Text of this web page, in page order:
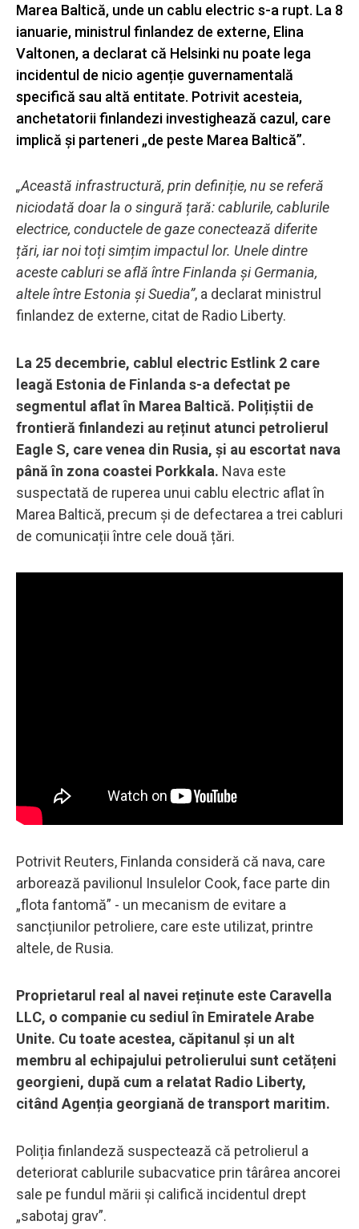
Marea Baltică, unde un cablu electric s-a rupt. La 8
ianuarie, ministrul finlandez de externe, Elina
Valtonen, a declarat că Helsinki nu poate lega
incidentul de nicio agenție guvernamentală
specifică sau altă entitate. Potrivit acesteia,
anchetatorii finlandezi investighează cazul, care
implică și parteneri „de peste Marea Baltică”.
„Această infrastructură, prin definiție, nu se referă
niciodată doar la o singură țară: cablurile, cablurile
electrice, conductele de gaze conectează diferite
țări, iar noi toți simțim impactul lor. Unele dintre
aceste cabluri se află între Finlanda și Germania,
altele între Estonia și Suedia”, a declarat ministrul
finlandez de externe, citat de Radio Liberty.
La 25 decembrie, cablul electric Estlink 2 care
leagă Estonia de Finlanda s-a defectat pe
segmentul aflat în Marea Baltică. Polițiștii de
frontieră finlandezi au reținut atunci petrolierul
Eagle S, care venea din Rusia, și au escortat nava
până în zona coastei Porkkala. Nava este
suspectată de ruperea unui cablu electric aflat în
Marea Baltică, precum și de defectarea a trei cabluri
de comunicații între cele două țări.
Potrivit Reuters, Finlanda consideră că nava, care
arborează pavilionul Insulelor Cook, face parte din
„flota fantomă” - un mecanism de evitare a
sancțiunilor petroliere, care este utilizat, printre
altele, de Rusia.
Proprietarul real al navei reținute este Caravella
LLС, o companie cu sediul în Emiratele Arabe
Unite. Cu toate acestea, căpitanul și un alt
membru al echipajului petrolierului sunt cetățeni
georgieni, după cum a relatat Radio Liberty,
citând Agenția georgiană de transport maritim.
Poliția finlandeză suspectează că petrolierul a
deteriorat cablurile subacvatice prin târârea ancorei
sale pe fundul mării și califică incidentul drept
„sabotaj grav”.